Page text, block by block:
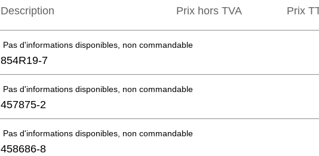
Description Prix hors TVA Prix
Pas d'informations disponibles, non commandable
854R19-7
Pas d'informations disponibles, non commandable
457875-2
Pas d'informations disponibles, non commandable
458686-8